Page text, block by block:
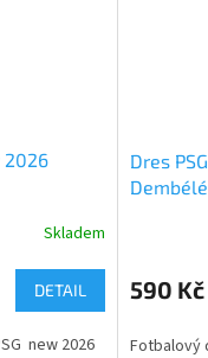
2026
Skladem
DETAIL
new 2026
Dres
produktu
je
z
590 Kč
Fotbalový